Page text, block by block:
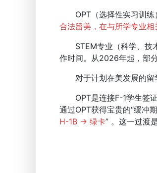
OPT（选择性实习训练
合法留美，在与所学专业相
STEM专业（科学、技术
作时间。从2026年起，部
对于计划在美发展的留
OPT是连接F-1学生签证
通过OPT获得宝贵的“缓冲
H-1B → 绿卡” 。这一过渡